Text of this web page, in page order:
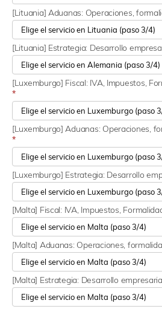
[Lituania] Aduanas: Operaciones,
[Lituania] Estrategia: Desarrollo
[Luxemburgo] Fiscal: IVA, Impuestos,
*
[Luxemburgo] Aduanas: Operaciones,
*
[Luxemburgo] Estrategia: Desarrollo
[Malta] Fiscal: IVA, Impuestos,
[Malta] Aduanas: Operaciones,
[Malta] Estrategia: Desarrollo